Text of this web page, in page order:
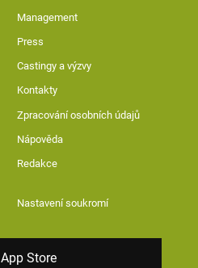
Management
Press
Castingy a výzvy
Kontakty
Zpracování osobních údajů
Nápověda
Redakce
Nastavení soukromí
App Store